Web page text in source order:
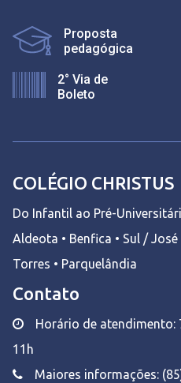
Proposta
pedagógica
2° Via de
Boleto
COLÉGIO CHRISTUS
Do Infantil ao Pré-
Aldeota • Benfica • Sul /
Torres • Parquelândia
Contato
Horário de atendimento:
11h
Maiores informações: